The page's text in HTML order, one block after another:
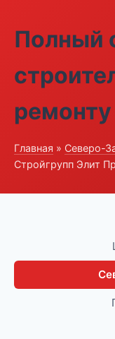
Полный
ремонту
Главная » Северо-
Стройгрупп Элит